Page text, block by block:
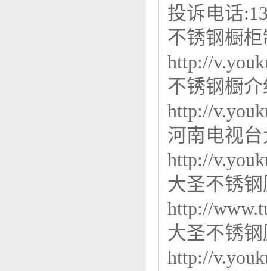
投诉电话
不锈钢橱
http://
不锈钢橱介
http://
河南电视
http://
大圣不锈
http://
大圣不锈
http://